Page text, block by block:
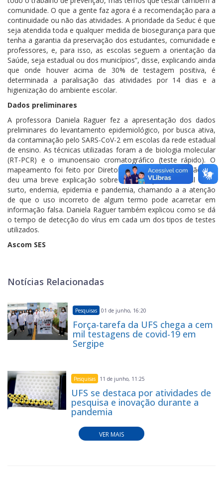
comunidade. O que a gente faz agora é a recomendação para a
continuidade ou não das atividades. A prioridade da Seduc é que
seja atendida toda e qualquer medida de biosegurança para que
tenha a garantia da preservação dos estudantes, comunidade e
professores, e, para isso, as escolas seguem a orientação da
Saúde, seja estadual ou dos municípios”, disse, explicando ainda
que onde houver acima de 30% de testagem positiva, é
determinada a paralisação das atividades por 14 dias e a
higienização do ambiente escolar.
Dados preliminares
A professora Daniela Raguer fez a apresentação dos dados
preliminares do levantamento epidemiológico, por busca ativa,
da contaminação pelo SARS-CoV-2 em escolas da rede estadual
de ensino. As técnicas utilizadas foram a de biologia molecular
(RT-PCR) e o imunoensaio cromatográfico (teste rápido). O
mapeamento foi feito por Diretoria Regional de Educação. Ela
deu uma breve explicação sobre a diferença conceitual entre
surto, endemia, epidemia e pandemia, chamando a a atenção
de que o uso incorreto de algum termo pode acarretar em
informação falsa. Daniela Raguer também explicou como se dá
o tempo de detecção do vírus em cada um dos tipos de testes
utilizados.
Ascom SES
Notícias Relacionadas
Pesquisas 01 de junho, 16:20
Força-tarefa da UFS chega a cem
mil testagens de covid-19 em
Sergipe
Pesquisas 11 de junho, 11:25
UFS se destaca por atividades de
pesquisa e inovação durante a
pandemia
VER MAIS